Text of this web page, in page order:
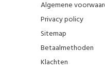
Algemene
Privacy policy
Sitemap
Betaalmethoden
Klachten